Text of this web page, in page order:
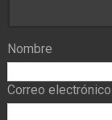
Nombre
Correo electrónico